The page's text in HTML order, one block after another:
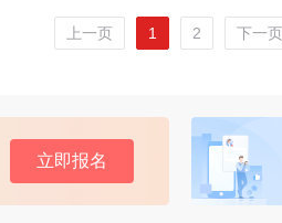
上一页 1 2 下一页
立即报名